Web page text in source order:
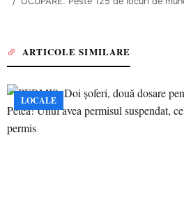
ARTICOLE SIMILARE
LOCALE